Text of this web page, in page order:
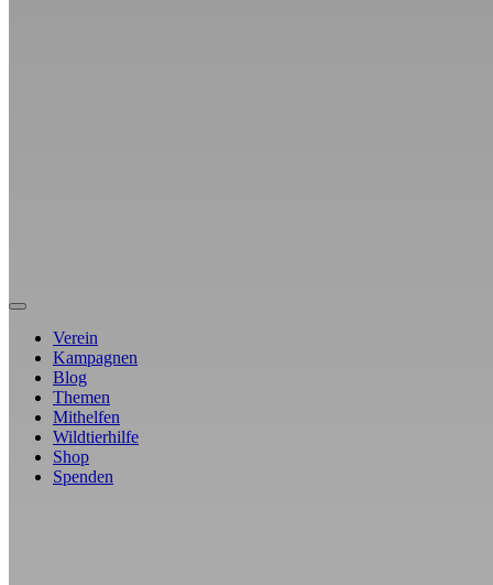
Verein
Kampagnen
Blog
Themen
Mithelfen
Wildtierhilfe
Shop
Spenden